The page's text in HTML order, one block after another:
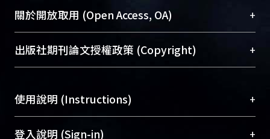
成果。
To permanently archive and promote researcher
profiles and scholarly works, Library integrates the
services of “NTU Repository” with “Academic
Sciences Library)
關於開放取用 (Open Access, OA) +
開放取用是從使用者角度提升資訊取用性的社會運
動，應用在學術研究上是透過將研究著作公開供使
用逐年攀升。同時可加速研究發展、提升研究影響
Archive）平台。 （點選深入了解OA）
出版社期刊論文授權政策 (Copyright) +
含部分內容的版權非匯入者所有，或由第三方贊
助與合作完成，請確認該版權所有者及第三方同
意提供此授權。
使用說明 (Instructions) +
網站簡介(Quickstart Guide)
登入說明 (Sign-in) +